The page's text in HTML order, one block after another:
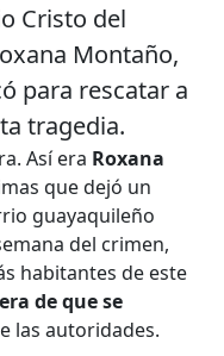
Cristo del
Montaño,
para rescatar a
tragedia.
Así era Roxana
que dejó un
guayaquileño
del crimen,
habitantes de este
de que se
las autoridades.